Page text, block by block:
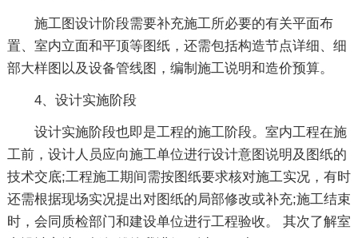
施工图设计阶段需要补充施工所必要的有关平面布
置、室内立面和平顶等图纸，还需包括构造节点详细、细
部大样图以及设备管线图，编制施工说明和造价预算。
4、设计实施阶段
设计实施阶段也即是工程的施工阶段。室内工程在施
工前，设计人员应向施工单位进行设计意图说明及图纸的
技术交底;工程施工期间需按图纸要求核对施工实况，有时
还需根据现场实况提出对图纸的局部修改或补充;施工结束
时，会同质检部门和建设单位进行工程验收。 其次了解室